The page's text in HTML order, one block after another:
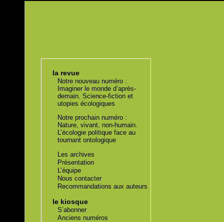
la revue
Notre nouveau numéro :
Imaginer le monde d’après-
demain. Science-fiction et
utopies écologiques
Notre prochain numéro :
Nature, vivant, non-humain.
L’écologie politique face au
tournant ontologique
Les archives
Présentation
L’équipe
Nous contacter
Recommandations aux auteurs
le kiosque
S’abonner
Anciens numéros